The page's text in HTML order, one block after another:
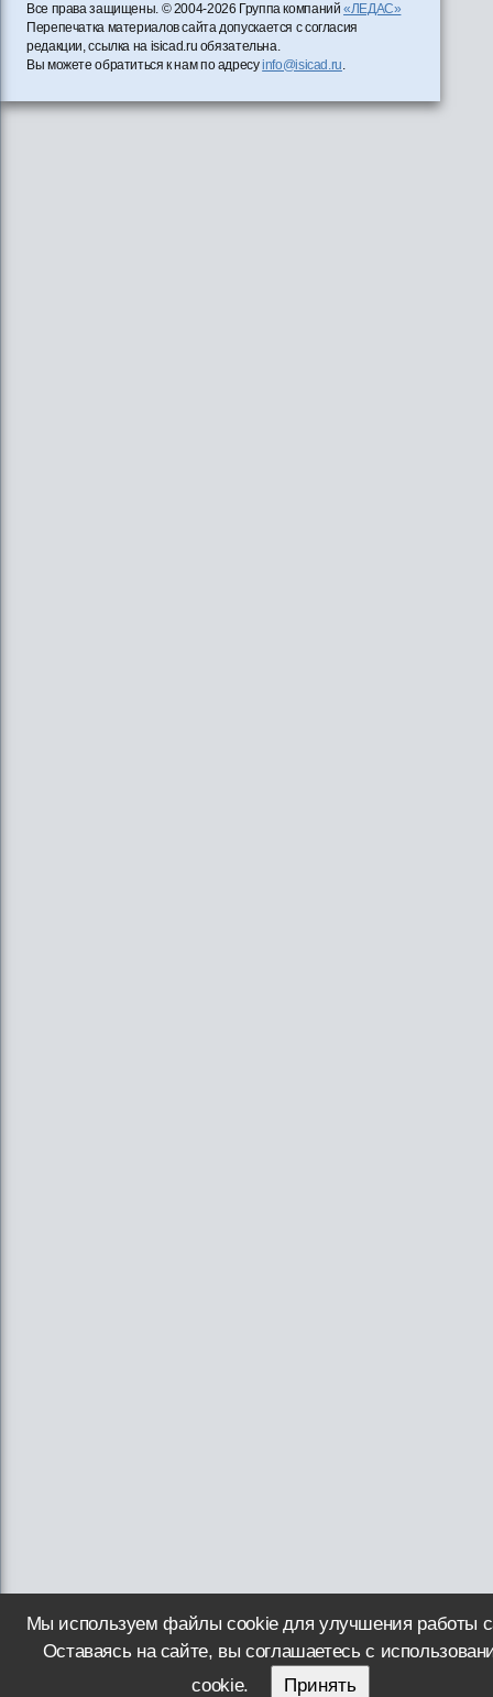
Все права защищены. © 2004-2026 Группа компаний«ЛЕДАС»
Перепечатка материалов сайта допускается с согласия
редакции, ссылка на isicad.ru обязательна.
Вы можете обратиться к нам по адресуinfo@isicad.ru.
Мы используем файлы cookie для улучшения работы
Оставаясь на сайте, вы соглашаетесь с
cookie.
Принять